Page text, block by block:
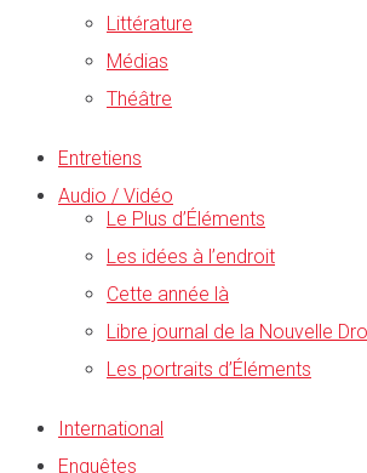
Littérature
Médias
Théâtre
Entretiens
Audio / Vidéo
Le Plus d’Éléments
Les idées à l’endroit
Cette année là
Libre journal de la Nouvelle
Les portraits d’Éléments
International
Enquêtes